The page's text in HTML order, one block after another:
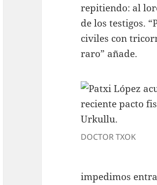
repitiendo: al
de los testigos.
civiles con
raro” añade.
DOCTOR TXOK
impedimos